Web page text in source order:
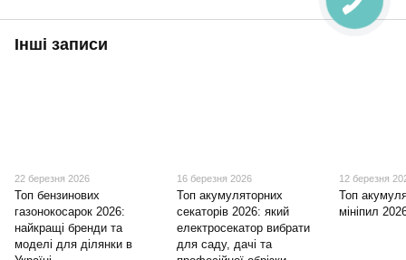
Інші записи
22 березня 2026
Топ бензинових
газонокосарок 2026:
найкращі бренди та
моделі для ділянки в
16 березня 2026
Топ акумуляторних
секаторів 2026: який
електросекатор вибрати
для саду, дачі та
12 березня
Топ
мініпил